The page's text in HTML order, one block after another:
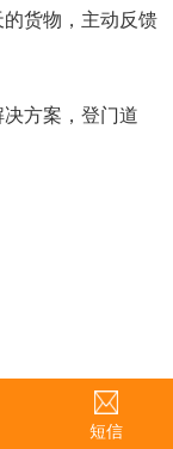
货物，主动反馈
方案，登门道
短信